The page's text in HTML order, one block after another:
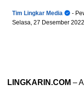
Tim Lingkar Media
-
Selasa, 27 Desember 2022
LINGKARIN.COM –